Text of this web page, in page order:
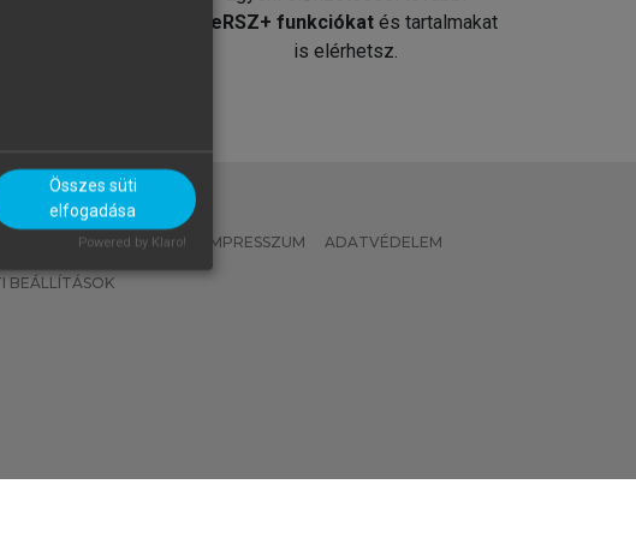
MeRSZ+ funkciókat és tartalmakat
is elérhetsz.
ÁLTALÁNOS IRÁNYELVEK IMPRESSZUM ADATVÉDELEM
BEÁLLÍTÁSOK
Összes süti
elfogadása
Powered by Klaro!